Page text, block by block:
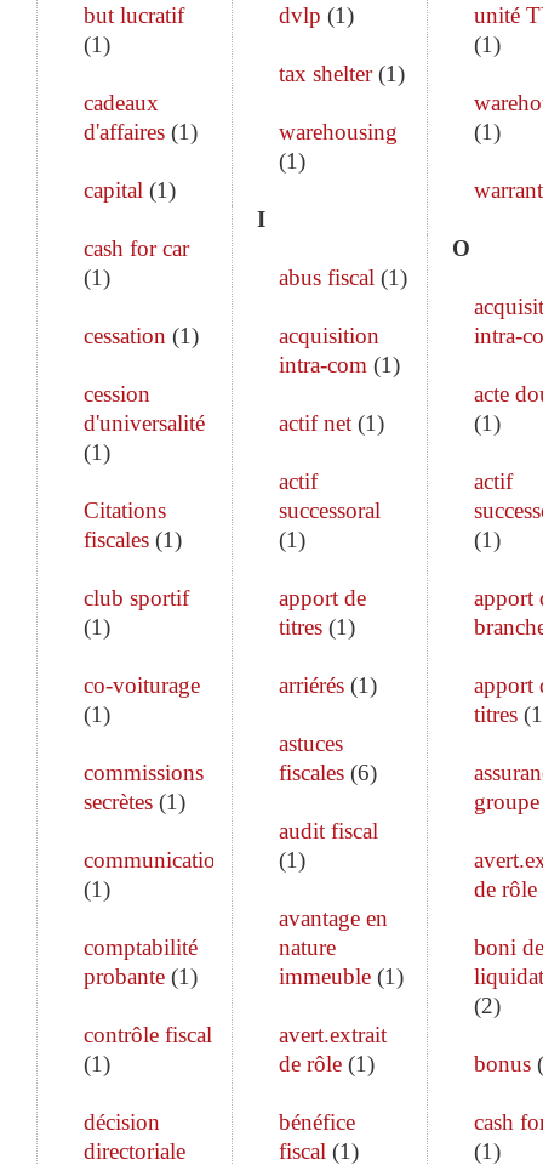
but lucratif
(1)
cadeaux
d'affaires (1)
capital (1)
cash for car
(1)
cessation (1)
cession
d'universalité
(1)
Citations
fiscales (1)
club sportif
(1)
co-voiturage
(1)
commissions
secrètes (1)
communication
(1)
comptabilité
probante (1)
contrôle fiscal
(1)
décision
directoriale
dvlp (1)
tax shelter(1)
warehousing
(1)
I
abus fiscal (1)
acquisition
intra-com (1)
actif net(1)
actif
successoral
(1)
apport de
titres(1)
arriérés(1)
astuces
fiscales(6)
audit fiscal
(1)
avantage en
nature
immeuble(1)
avert.extrait
de rôle(1)
bénéfice
fiscal (1)
unité
(1)
(1)
warrant
O
intra-
acte
(1)
actif
(1)
apport
apport
titres(1
groupe
de rôle
boni de
(2)
bonus(
cash
(1)